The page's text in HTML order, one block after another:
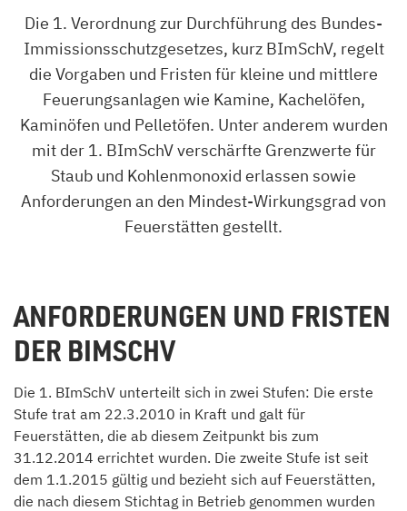
Die 1. Verordnung zur Durchführung des Bundes-
Immissions­schutzgesetzes, kurz BImSchV, regelt
die Vorgaben und Fristen für kleine und mittlere
Feuerungsanlagen wie Kamine, Kachelöfen,
Kaminöfen und Pelletöfen. Unter anderem wurden
mit der 1. BImSchV verschärfte Grenzwerte für
Staub und Kohlenmonoxid erlassen sowie
Anforderungen an den Mindest-Wirkungsgrad von
Feuerstätten gestellt.
ANFORDERUNGEN UND FRISTEN
DER BIMSCHV
Die 1. BImSchV unterteilt sich in zwei Stufen: Die erste
Stufe trat am 22.3.2010 in Kraft und galt für
Feuerstätten, die ab diesem Zeitpunkt bis zum
31.12.2014 errichtet wurden. Die zweite Stufe ist seit
dem 1.1.2015 gültig und bezieht sich auf Feuerstätten,
die nach diesem Stichtag in Betrieb genommen wurden